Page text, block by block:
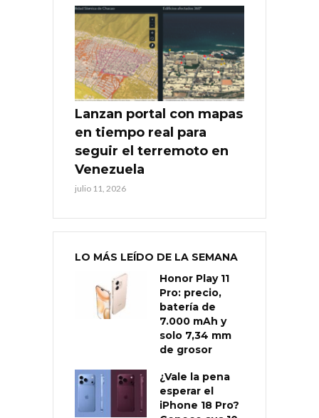
Lanzan portal con mapas
en tiempo real para
seguir el terremoto en
Venezuela
julio 11, 2026
LO MÁS LEÍDO DE LA SEMANA
Honor Play 11
Pro: precio,
batería de
7.000 mAh y
solo 7,34 mm
de grosor
¿Vale la pena
esperar el
iPhone 18 Pro?